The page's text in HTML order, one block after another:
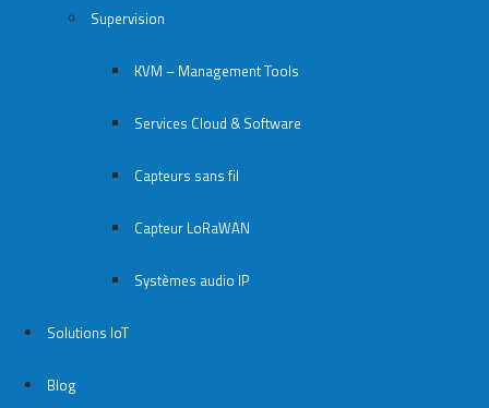
Supervision
KVM – Management Tools
Services Cloud & Software
Capteurs sans fil
Capteur LoRaWAN
Systèmes audio IP
Solutions IoT
Blog